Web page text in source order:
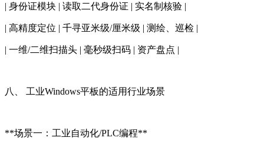
| 身份证模块 | 读取二代身份证 | 实名制核验 |
| 高精度定位 | 千寻亚米级/厘米级 | 测绘、巡检 |
| 一维/二维扫描头 | 毫秒级扫码 | 资产盘点 |
八、 工业Windows平板的适用行业场景
**场景一：工业自动化/PLC编程**